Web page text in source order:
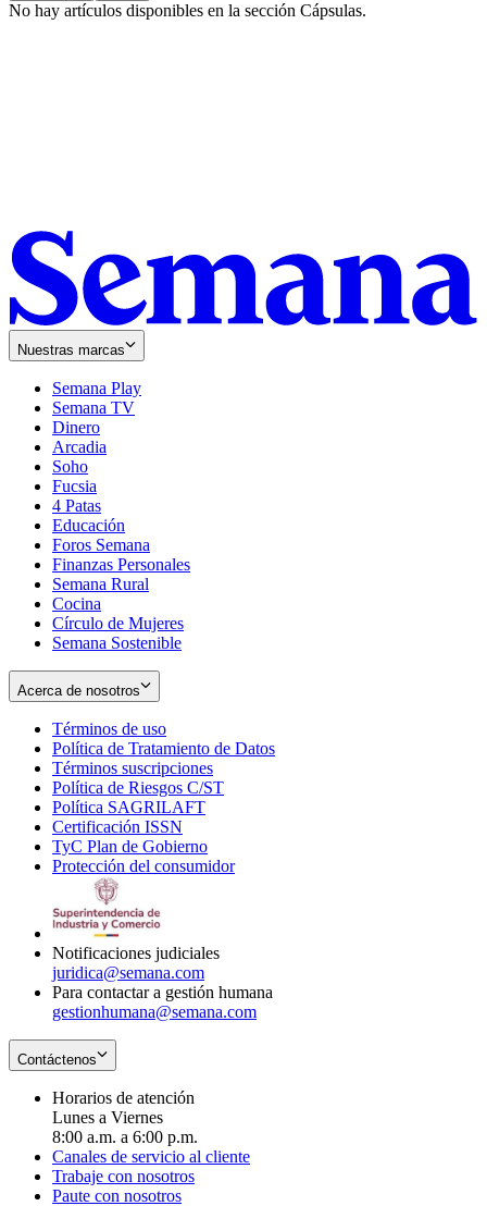
No hay artículos disponibles en la sección Cápsulas.
Nuestras marcas
Semana Play
Semana TV
Dinero
Arcadia
Soho
in
new
window
Fucsia
in
new
window
4 Patas
Educación
Foros Semana
Finanzas Personales
Semana Rural
Cocina
Círculo de Mujeres
Semana Sostenible
Acerca de nosotros
Términos de uso
in
new
window
Política de Tratamiento de Datos
Términos suscripciones
in
Política de Riesgos C/ST
Política SAGRILAFT
new
window
Certificación ISSN
in
new
TyC Plan de Gobierno
in
Protección del consumidorOpens
Notificaciones judiciales
juridica@semana.com
Para contactar a gestión humana
gestionhumana@semana.com
Contáctenos
Horarios de atención
Lunes a Viernes
8:00 a.m. a 6:00 p.m.
Canales de servicio al cliente
Trabaje con nosotros
Paute con nosotros